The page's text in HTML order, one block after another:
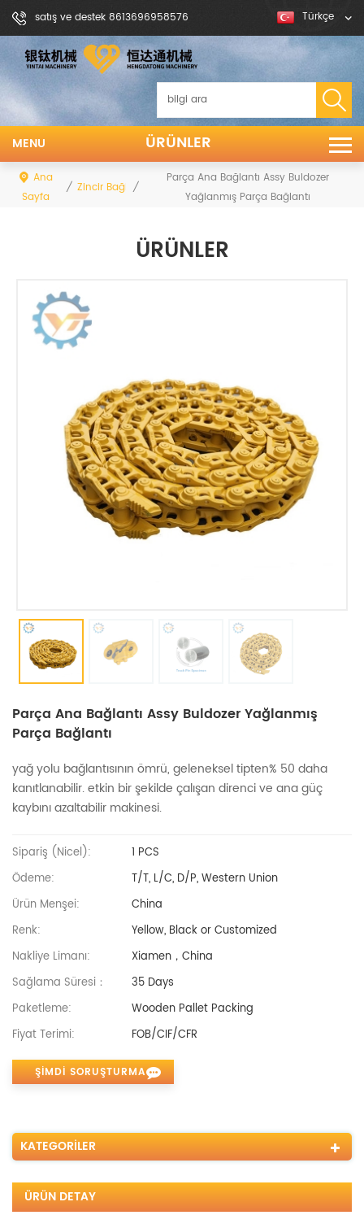
satış ve destek 8613696958576 Türkçe
ÜRÜNLER
MENU
Ana
Sayfa
/ Zincir Bağlantı
/
Parça Ana Bağlantı Assy Buldozer
Yağlanmış Parça Bağlantı
ÜRÜNLER
Parça Ana Bağlantı Assy Buldozer Yağlanmış
Parça Bağlantı
yağ yolu bağlantısının ömrü, geleneksel tipten% 50 daha
kanıtlanabilir. etkin bir şekilde çalışan direnci ve ana güç
kaybını azaltabilir makinesi.
Sipariş (nicel):
1 PCS
Ödeme:
T/T, L/C, D/P, Western Union
Ürün Menşei:
China
Renk:
Yellow, Black or Customized
Nakliye Limanı:
Xiamen，China
Sağlama Süresi：
35 Days
Paketleme:
Wooden Pallet Packing
Fiyat Terimi:
FOB/CIF/CFR
ŞIMDI SORUŞTURMA
KATEGORILER
ÜRÜN DETAY